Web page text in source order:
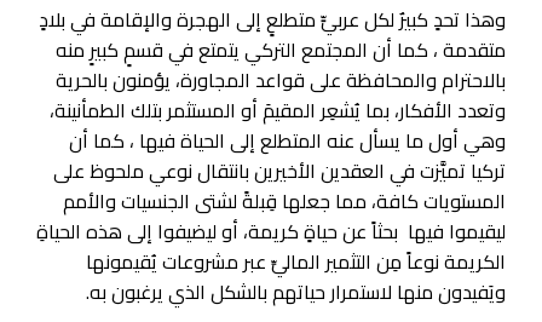
وهذا تحدٍ كبيرٌ لكل عربيٍّ متطلعٍ إلى الهجرة والإقامة في بلادٍ
متقدمة ، كما أن المجتمع التركي يتمتع في قسمٍ كبيرٍ منه
بالاحترام والمحافظة على قواعد المجاورة، يؤمنون بالحرية
وتعدد الأفكار، بما يُشعِر المقيمَ أو المستثمر بتلك الطمأنينة،
وهي أول ما يسأل عنه المتطلع إلى الحياة فيها ، كما أن
تركيا تميَّزت في العقدين الأخيرين بانتقال نوعي ملحوظ على
المستويات كافة، مما جعلها قِبلةً لشتى الجنسيات والأمم
ليقيموا فيها بحثاً عن حياةٍ كريمة، أو ليضيفوا إلى هذه الحياةِ
الكريمة نوعاً مِن التثمير الماليِّ عبر مشروعات يُقيمونها
ويَفيدون منها لاستمرار حياتهم بالشكل الذي يرغبون به.